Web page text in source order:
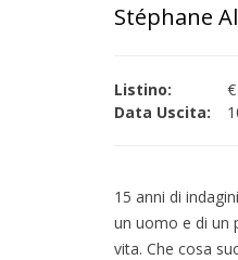
Stéphane
Listino:
Data Uscita:
15 anni di
un uomo e di un
vita. Che cosa